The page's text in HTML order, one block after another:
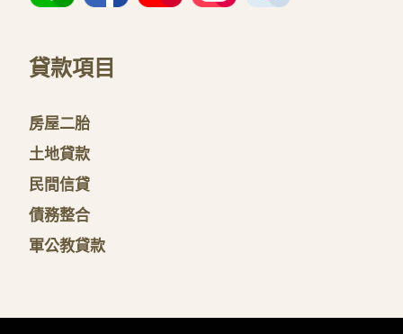
貸款項目
房屋二胎
土地貸款
民間信貸
債務整合
軍公教貸款